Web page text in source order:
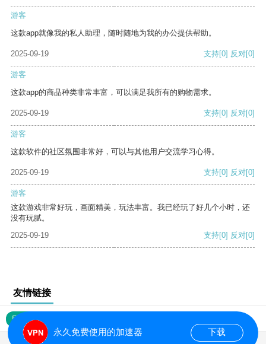
游客
这款app就像我的私人助理，随时随地为我的办公提供帮助。
2025-09-19 支持[0] 反对[0]
游客
这款app的商品种类非常丰富，可以满足我所有的购物需求。
2025-09-19 支持[0] 反对[0]
游客
这款软件的社区氛围非常好，可以与其他用户交流学习心得。
2025-09-19 支持[0] 反对[0]
游客
这款游戏非常好玩，画面精美，玩法丰富。我已经玩了好几个小时，还
没有玩腻。
2025-09-19
支持[0] 反对[0]
友情链接
网站地图
永久免费使用的加速器 下载